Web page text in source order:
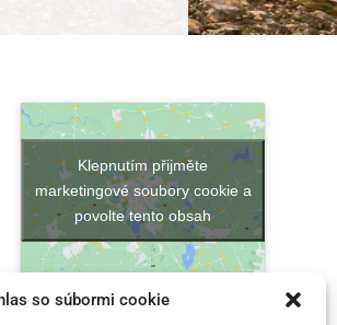
so súbormi cookie
Klepnutím přijměte
marketingové soubory cookie a
povolte tento obsah